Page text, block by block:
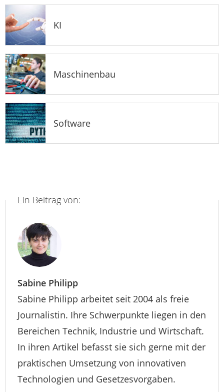
KI
Maschinenbau
Software
Ein Beitrag von:
Sabine Philipp
Sabine Philipp arbeitet seit 2004 als freie
Journalistin. Ihre Schwerpunkte liegen in den
Bereichen Technik, Industrie und Wirtschaft.
In ihren Artikel befasst sie sich gerne mit der
praktischen Umsetzung von innovativen
Technologien und Gesetzesvorgaben.